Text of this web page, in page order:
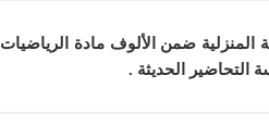
المنزلية ضمن الألوف مادة الرياضيات
التحاضير الحديثة .